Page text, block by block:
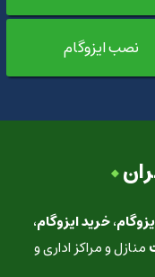
نصب ایزوگام
،خرید ایزوگام،
منازل و مراکز اداری و